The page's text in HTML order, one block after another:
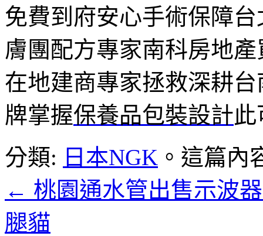
免費到府安心手術保障台
膚團配方專家南科房地
在地建商專家拯救深耕
牌掌握保養品包裝設計
分類: 日本NGK 。這篇內
← 桃園通水管出售示波
腿貓